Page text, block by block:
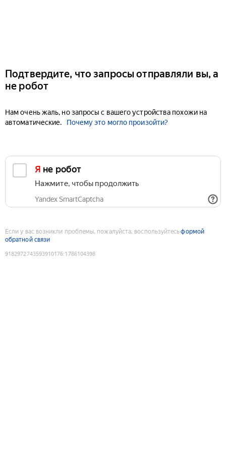
Подтвердите, что запросы отправляли вы, а
не робот
Нам очень жаль, но запросы с вашего устройства похожи на
автоматические.
Почему это могло произойти?
Я не робот
Нажмите, чтобы продолжить
Yandex SmartCaptcha
Если у вас возникли проблемы, пожалуйста, воспользуйтесьформой
обратной связи
9182972743593910176:1786104398